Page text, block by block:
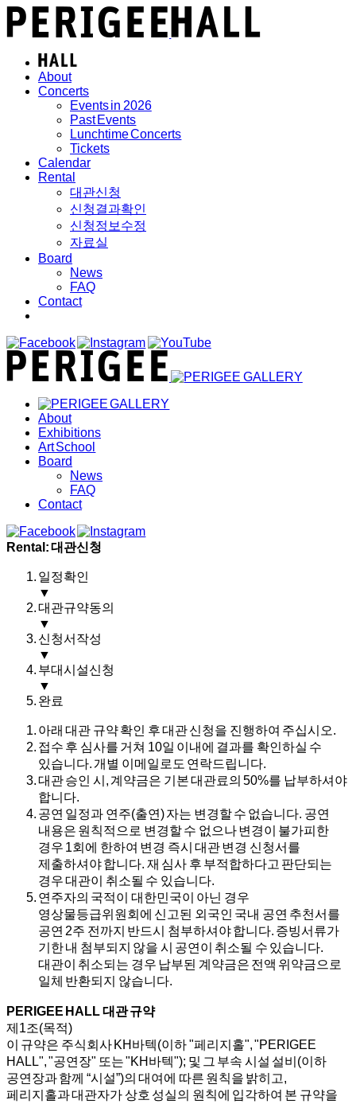
About
Concerts
Events in 2026
Past Events
Lunchtime Concerts
Tickets
Calendar
Rental
대관신청
신청결과확인
신청정보수정
자료실
Board
News
FAQ
Contact
About
Exhibitions
Art School
Board
News
FAQ
Contact
Rental: 대관신청
일정확인
▼
대관규약동의
▼
신청서작성
▼
부대시설신청
▼
완료
아래 대관 규약 확인 후 대관 신청을 진행하여 주십시오.
접수 후 심사를 거쳐 10일 이내에 결과를 확인하실 수
있습니다. 개별 이메일로도 연락드립니다.
대관 승인 시, 계약금은 기본 대관료의 50%를 납부하셔야
합니다.
공연 일정과 연주(출연) 자는 변경할 수 없습니다. 공연
내용은 원칙적으로 변경할 수 없으나 변경이 불가피한
경우 1회에 한하여 변경 즉시 대관 변경 신청서를
제출하셔야 합니다. 재 심사 후 부적합하다고 판단되는
경우 대관이 취소될 수 있습니다.
연주자의 국적이 대한민국이 아닌 경우
영상물등급위원회에 신고된 외국인 국내 공연 추천서를
공연 2주 전까지 반드시 첨부하셔야 합니다. 증빙서류가
기한 내 첨부되지 않을 시 공연이 취소될 수 있습니다.
대관이 취소되는 경우 납부된 계약금은 전액 위약금으로
일체 반환되지 않습니다.
PERIGEE HALL 대관 규약
제1조(목적)
이 규약은 주식회사 KH바텍(이하 "페리지홀", "PERIGEE
HALL", "공연장" 또는 "KH바텍"); 및 그 부속 시설 설비(이하
공연장과 함께 “시설”)의 대여에 따른 원칙을 밝히고,
페리지홀과 대관자가 상호 성실의 원칙에 입각하여 본 규약을